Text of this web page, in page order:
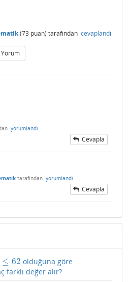
(73 puan) tarafından cevaplandı
Yorum
yorumlandı
Cevapla
13
tarafından yorumlandı
Cevapla
≤ 62 olduğuna göre
farklı değer alır?